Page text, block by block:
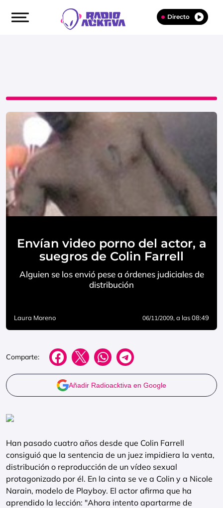
Directo
Envían video porno del actor, a
suegros de Colin Farrell
Alguien se los envió pese a órdenes judiciales de
distribución
Laura Moreno 06/11/2009, a las 08:49
Comparte:
Añadir Radioacktiva en Google
Han pasado cuatro años desde que Colin Farrell
consiguió que la sentencia de un juez impidiera la venta,
distribución o reproducción de un vídeo sexual
protagonizado por él. En la cinta se ve a Colin y a Nicole
Narain, modelo de Playboy. El actor afirma que ha
aprendido la lección: "Ahora intento apartarme de